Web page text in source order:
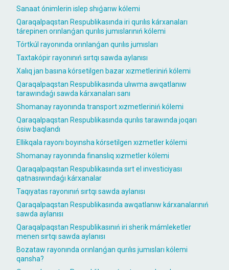
Sanaat ónimlerin islep shıǵarıw kólemi
Qaraqalpaqstan Respublikasında iri qurılıs kárxanaları
tárepinen orınlanǵan qurılıs jumıslarınıń kólemi
Tórtkúl rayonında orınlanǵan qurılıs jumısları
Taxtakópir rayonınıń sırtqı sawda aylanısı
Xalıq jan basına kórsetilgen bazar xızmetleriniń kólemi
Qaraqalpaqstan Respublikasında ulıwma awqatlanıw
tarawındaǵı sawda kárxanaları sanı
Shomanay rayonında transport xızmetleriniń kólemi
Qaraqalpaqstan Respublikasında qurılıs tarawında joqarı
ósiw baqlandı
Ellikqala rayonı boyınsha kórsetilgen xızmetler kólemi
Shomanay rayonında finanslıq xızmetler kólemi
Qaraqalpaqstan Respublikasında sırt el investiciyası
qatnasıwındaǵı kárxanalar
Taqıyatas rayonınıń sırtqı sawda aylanısı
Qaraqalpaqstan Respublikasında awqatlanıw kárxanalarınıń
sawda aylanısı
Qaraqalpaqstan Respublikasınıń iri sherik mámleketler
menen sırtqı sawda aylanısı
Bozataw rayonında orınlanǵan qurılıs jumısları kólemi
qansha?